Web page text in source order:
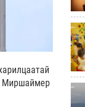
Миршаймер